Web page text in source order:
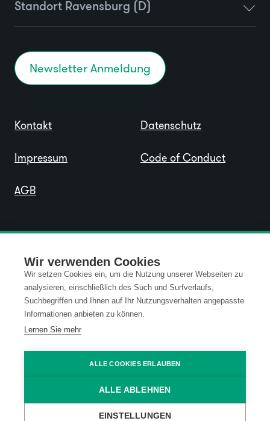
Wir verwenden Cookies
Wir setzen Cookies ein, um die Nutzung unserer Webseiten zu
analysieren, einschließlich des Such und Surfverlaufs,
Suchbegriffen und Ihnen auf Ihr Nutzungsverhalten angepasste
Informationen anbieten zu können.
Lernen Sie mehr
ALLE COOKIES ERLAUBEN
ALLE ABLEHNEN
EINSTELLUNGEN
Standort Ravensburg (D)
Newsletter Anmeldung
Kontakt
Impressum
AGB
Datenschutz
Code of Conduct